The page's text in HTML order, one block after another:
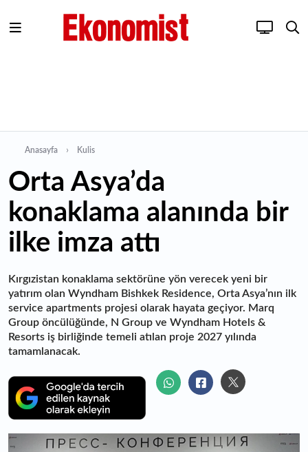
Anasayfa Kulis
Orta Asya’da
konaklama alanında bir
ilke imza attı
Kırgızistan konaklama sektörüne yön verecek yeni bir
yatırım olan Wyndham Bishkek Residence, Orta Asya’nın ilk
service apartments projesi olarak hayata geçiyor. Marq
Group öncülüğünde, N Group ve Wyndham Hotels &
Resorts iş birliğinde temeli atılan proje 2027 yılında
tamamlanacak.